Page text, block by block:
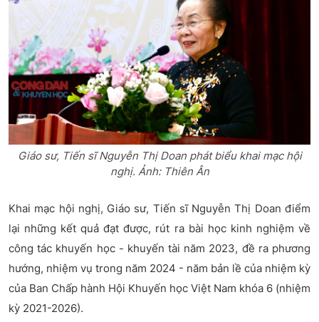
Giáo sư, Tiến sĩ Nguyễn Thị Doan phát biểu khai mạc hội
nghị. Ảnh: Thiên Ân
Khai mạc hội nghị, Giáo sư, Tiến sĩ Nguyễn Thị Doan điểm
lại những kết quả đạt được, rút ra bài học kinh nghiệm về
công tác khuyến học - khuyến tài năm 2023, đề ra phương
hướng, nhiệm vụ trong năm 2024 - năm bản lề của nhiệm kỳ
của Ban Chấp hành Hội Khuyến học Việt Nam khóa 6 (nhiệm
kỳ 2021-2026).